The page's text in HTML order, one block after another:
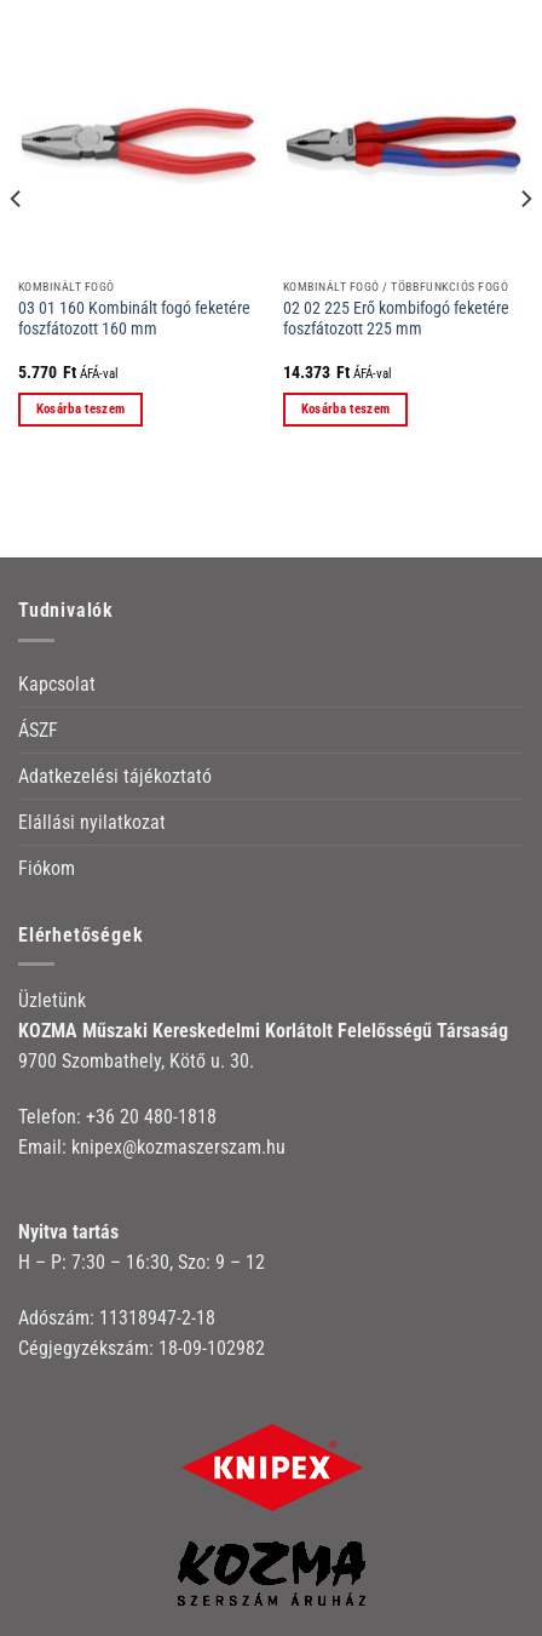
KOMBINÁLT FOGÓ
03 01 160 Kombinált fogó feketére
foszfátozott 160 mm
5.770 Ft ÁFÁ-val
Kosárba teszem
KOMBINÁLT FOGÓ / TÖBBFUNKCIÓS FOGÓ
02 02 225 Erő kombifogó feketére
foszfátozott 225 mm
14.373 Ft ÁFÁ-val
Kosárba teszem
Tudnivalók
Kapcsolat
ÁSZF
Adatkezelési tájékoztató
Elállási nyilatkozat
Fiókom
Elérhetőségek
Üzletünk
KOZMA Műszaki Kereskedelmi Korlátolt Felelősségű Társaság
9700 Szombathely, Kötő u. 30.
Telefon: +36 20 480-1818
Email: knipex@kozmaszerszam.hu
Nyitva tartás
H – P: 7:30 – 16:30, Szo: 9 – 12
Adószám: 11318947-2-18
Cégjegyzékszám: 18-09-102982